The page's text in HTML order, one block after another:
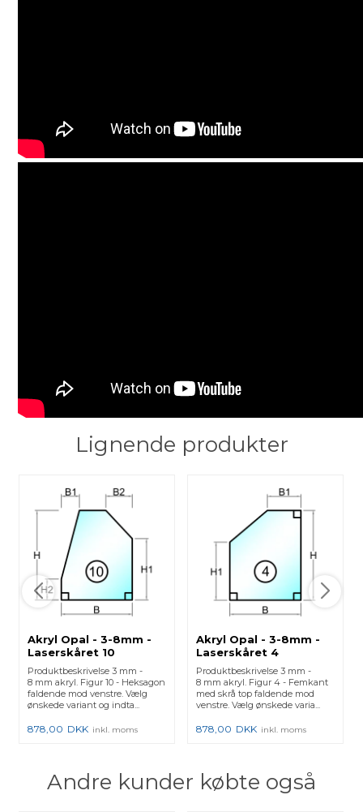
Lignende produkter
Akryl Opal - 3-8mm -
Laserskåret 10
Produktbeskrivelse 3 mm -
8 mm akryl. Figur 10 - Heksagon
faldende mod venstre. Vælg
ønskede variant og indta...
878,00 DKK inkl. moms
Akryl Opal - 3-8mm -
Laserskåret 4
Produktbeskrivelse 3 mm -
8 mm akryl. Figur 4 - Femkant
med skrå top faldende mod
venstre. Vælg ønskede varia...
878,00 DKK inkl. moms
Andre kunder købte også